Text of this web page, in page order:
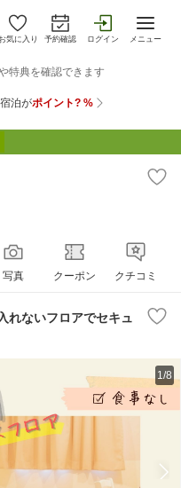
気に入り 予約確認 ログイン メニュー
写真 クーポン クチコミ
れないフロアでセキュ
1/8